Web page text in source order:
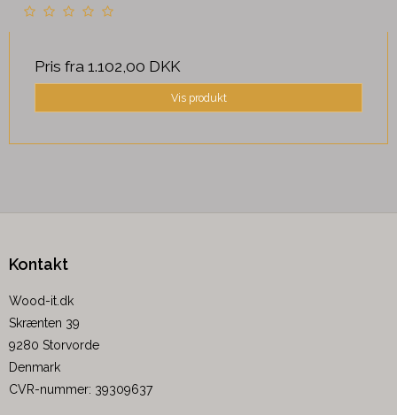
Pris fra 1.102,00 DKK
Vis produkt
Kontakt
Wood-it.dk
Skrænten 39
9280 Storvorde
Denmark
CVR-nummer: 39309637